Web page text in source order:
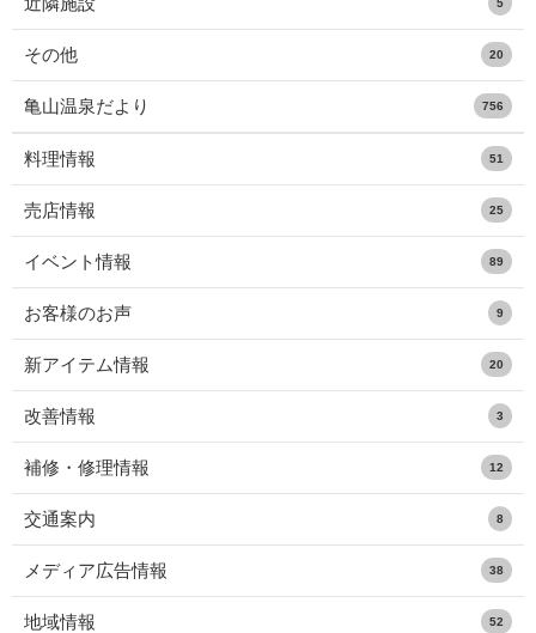
5
その他 20
亀山温泉だより 756
料理情報 51
売店情報 25
イベント情報 89
お客様のお声 9
新アイテム情報 20
改善情報 3
補修・修理情報 12
交通案内 8
メディア広告情報 38
地域情報 52